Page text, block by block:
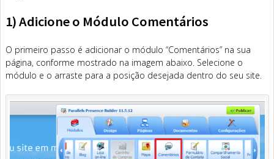
1) Adicione o Módulo Comentários
O primeiro passo é adicionar o módulo “Comentários” na sua
página, conforme mostrado na imagem abaixo. Selecione o
módulo e o arraste para a posição desejada dentro do seu site.